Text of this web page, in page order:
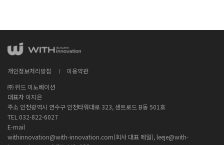
개인정보처리방침
이용약관
㈜ 위드 이노베이션
대표자 이지은
주소 인천광역시 연수구 인천타워대로 323, 센트로드 B동 501호
TEL 032-822-6027
E-mail
withinnovation@with-innovation.com(회사 대표 메일), leeje@with-